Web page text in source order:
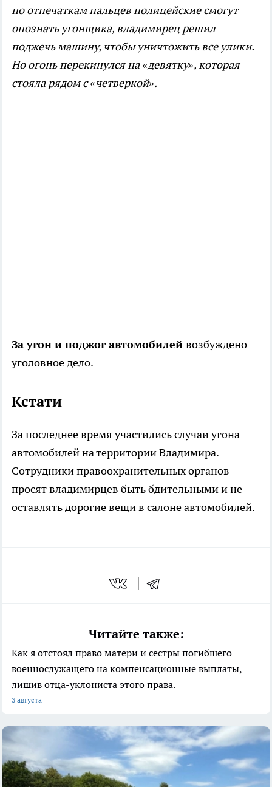
по отпечаткам пальцев полицейские смогут
опознать угонщика, владимирец решил
поджечь машину, чтобы уничтожить все улики.
Но огонь перекинулся на «девятку», которая
стояла рядом с «четверкой».
За угон и поджог автомобилей возбуждено
уголовное дело.
Кстати
За последнее время участились случаи угона
автомобилей на территории Владимира.
Сотрудники правоохранительных органов
просят владимирцев быть бдительными и не
оставлять дорогие вещи в салоне автомобилей.
Читайте также:
Как я отстоял право матери и сестры погибшего
военнослужащего на компенсационные выплаты,
лишив отца-уклониста этого права.
3 августа